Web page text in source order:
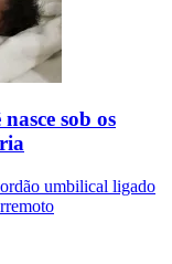
sob os
umbilical ligado